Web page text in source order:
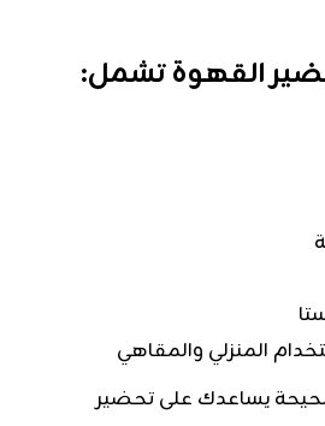
القهوة تشمل:
المنزلي والمقاهي
يساعدك على تحضير